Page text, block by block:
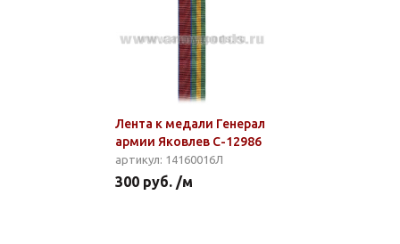
Лента к медали Генерал
армии Яковлев С-12986
артикул: 14160016Л
300 руб. /м